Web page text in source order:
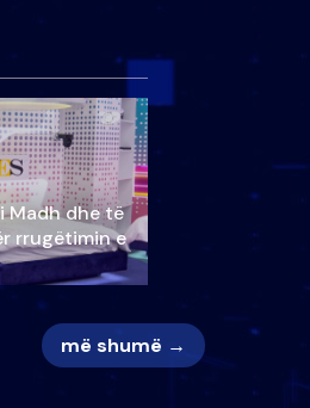
Madh dhe të
rrugëtimin e
më shumë →